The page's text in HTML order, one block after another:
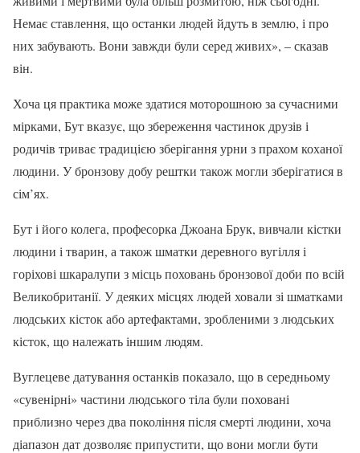
Немає ставлення, що останки людей йдуть в землю, і про
них забувають. Вони завжди були серед живих», – сказав
він.
Хоча ця практика може здатися моторошною за сучасними
мірками, Бут вказує, що збереження частинок друзів і
родичів триває традицією зберігання урни з прахом коханої
людини. У бронзову добу рештки також могли зберігатися в
сім’ях.
Бут і його колега, професорка Джоана Брук, вивчали кістки
людини і тварин, а також шматки деревного вугілля і
горіхові шкаралупи з місць поховань бронзової доби по всій
Великобританії. У деяких місцях людей ховали зі шматками
людських кісток або артефактами, зробленими з людських
кісток, що належать іншим людям.
Вуглецеве датування останків показало, що в середньому
«сувенірні» частини людського тіла були поховані
приблизно через два покоління після смерті людини, хоча
діапазон дат дозволяє припустити, що вони могли бути